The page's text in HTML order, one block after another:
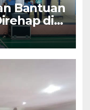
Bantuan
di